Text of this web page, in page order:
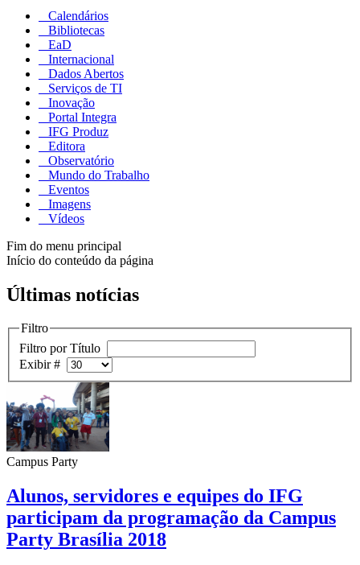
Calendários
Bibliotecas
EaD
Internacional
Dados Abertos
Serviços de TI
Inovação
Portal Integra
IFG Produz
Editora
Observatório
Mundo do Trabalho
Eventos
Imagens
Vídeos
Fim do menu principal
Início do conteúdo da página
Últimas notícias
Filtro
Filtro por Título
Exibir #
Campus Party
Alunos, servidores e equipes do IFG
participam da programação da Campus
Party Brasília 2018